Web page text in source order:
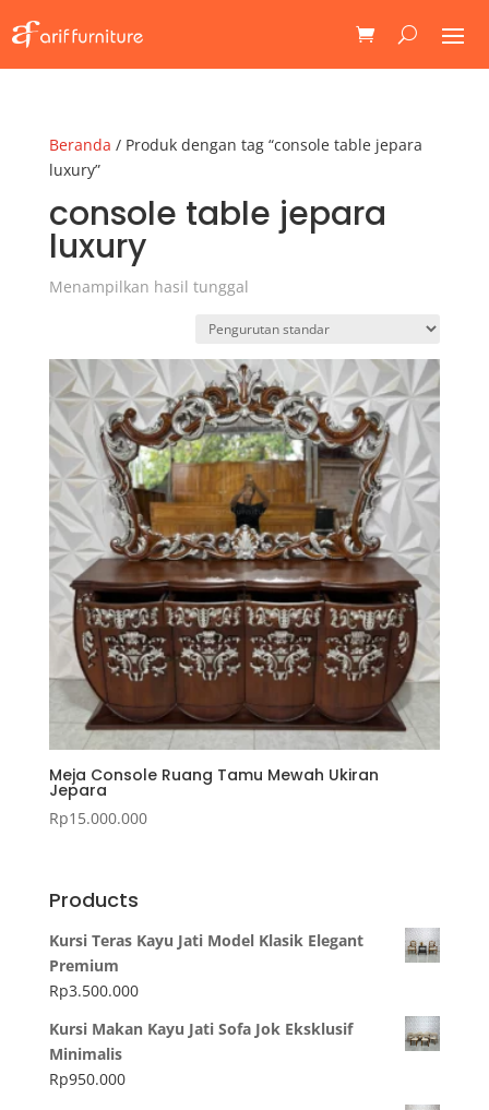
Beranda / Produk dengan tag “console table jepara
luxury”
console table jepara
luxury
Menampilkan hasil tunggal
Meja Console Ruang Tamu Mewah Ukiran
Jepara
Rp15.000.000
Products
Kursi Teras Kayu Jati Model Klasik Elegant
Premium
Rp3.500.000
Kursi Makan Kayu Jati Sofa Jok Eksklusif
Minimalis
Rp950.000